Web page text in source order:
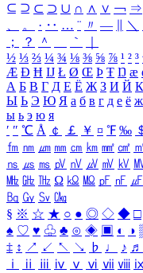
⊆ ⊇ ⊂ ⊃ ∪ ∩ ∧ ∨ ￢ ⇒
、
。 · ‥ … ¨ 〃 ― ＼
；
？ ＾ ｀
½ ⅓ ⅔ ¼ ¾ ⅛ ⅜ ⅝ ⅞ ¹ ² ³
Æ Ð Ħ Ĳ Ł Ø Œ Þ Ŧ Ŋ æ
А Б В Г Д Е Ё Ж З И Й К
Ы Ь Э Ю Я а б в г д е ё ж
ы ь э ю я
′ ″ ℃ Å ￠ ￡ ￥ ¤ ℉ ‰
㎙ ㎚ ㎛ ㎜ ㎝ ㎞ ㎟ ㎠
㎱ ㎲ ㎳ ㎴ ㎵ ㎶ ㎷ ㎸
㎒ ㎓ ㎔ Ω ㏀ ㏁ ㎊ ㎋ ㎌
㏃ ㏉ ㏜ ㏆
§ ※ ☆ ★ ○ ● ◎ ◇ ◆ □
♠ ♡ ♥ ♧ ♣ ⊙ ◈ ▣ ◐ ◑
‡ ↕ ↗ ↙ ↖ ↘ ♭ ♩ ♪ ♬
ⅰ
ⅱ ⅲ ⅳ ⅴ ⅵ ⅶ ⅷ ⅸ